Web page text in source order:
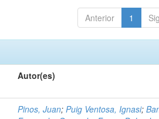
Anterior 1
Autor(es)
Pinos, Juan;Puig Ventosa, Ignasi;